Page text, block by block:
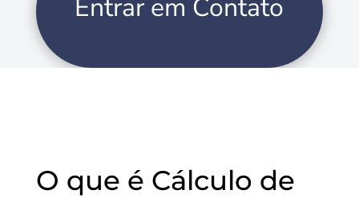
Entrar em Contato
O que é Cálculo de